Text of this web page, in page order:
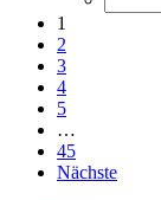
1
2
3
4
5
…
45
Nächste